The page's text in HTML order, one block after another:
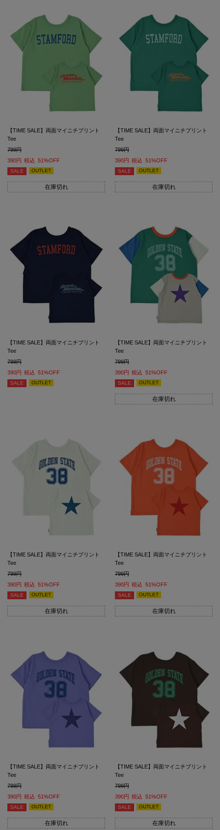
【TIME SALE】両面マイニチプリント
Tee
799
390
税込 51%OFF
SALE OUTLET
在庫切れ
【TIME SALE】両面マイニチプリント
Tee
799
390
税込 51%OFF
SALE OUTLET
在庫切れ
【TIME SALE】両面マイニチプリント
Tee
799
390
税込 51%OFF
SALE OUTLET
【TIME SALE】両面マイニチプリント
Tee
799
390
税込 51%OFF
SALE OUTLET
在庫切れ
【TIME SALE】両面マイニチプリント
Tee
799
390
税込 51%OFF
SALE OUTLET
在庫切れ
【TIME SALE】両面マイニチプリント
Tee
799
390
税込 51%OFF
SALE OUTLET
在庫切れ
【TIME SALE】両面マイニチプリント
Tee
799
390
税込 51%OFF
SALE OUTLET
在庫切れ
【TIME SALE】両面マイニチプリント
Tee
799
390
税込 51%OFF
SALE OUTLET
在庫切れ